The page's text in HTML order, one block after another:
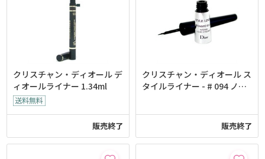
クリスチャン・ディオール デ
ィオールライナー 1.34ml
販売終了
クリスチャン・ディオール ス
タイルライナー - # 094 ノア
販売終了